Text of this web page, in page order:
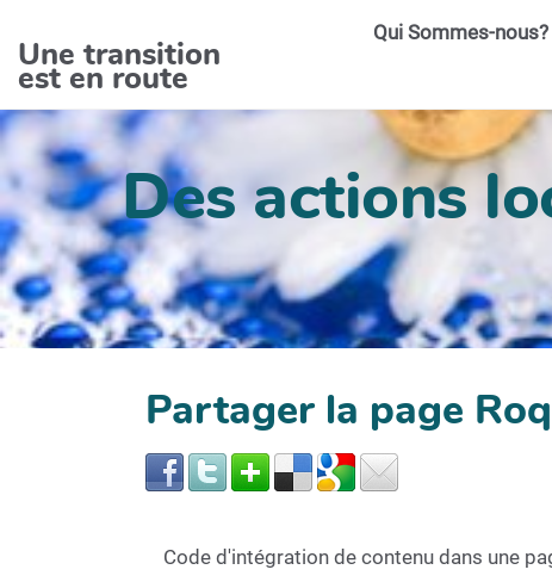
Une transition
est en route
Qui Sommes-nous?
Des actions
Partager la page
Code d'intégration de contenu dans une